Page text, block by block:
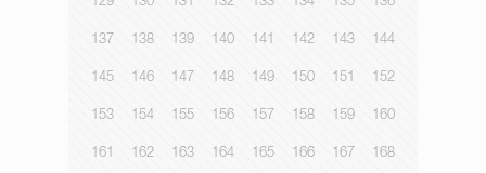
137 138 139 140 141 142 143 144
145 146 147 148 149 150 151 152
153 154 155 156 157 158 159 160
161 162 163 164 165 166 167 168